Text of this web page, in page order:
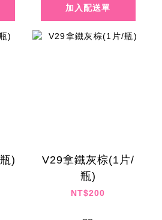
)
V29拿鐵灰棕(1片/
瓶)
NT$200